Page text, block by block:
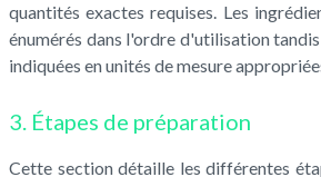
quantités exactes requises. Les
énumérés dans l'ordre d'utilisation
indiquées en unités de mesure
3. Étapes de préparation
Cette section détaille les différentes